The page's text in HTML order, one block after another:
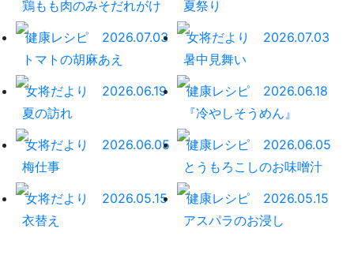
鶏もも肉のみそだれがけ
夏祭り
健康レシピ
2026.07.03
トマトの胡麻あえ
女将だより
2026.07.03
暑中見舞い
女将だより
2026.06.19
夏の訪れ
健康レシピ
2026.06.18
『冷やしそうめん』
女将だより
2026.06.05
梅仕事
健康レシピ
2026.06.05
とうもろこしのお味噌汁
女将だより
2026.05.15
衣替え
健康レシピ
2026.05.15
アスパラのお浸し